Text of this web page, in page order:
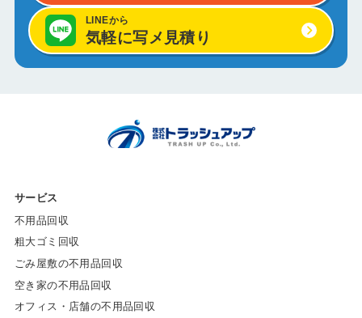
LINEから
気軽に写メ見積り
サービス
不用品回収
粗大ゴミ回収
ごみ屋敷の不用品回収
空き家の不用品回収
オフィス・店舗の不用品回収